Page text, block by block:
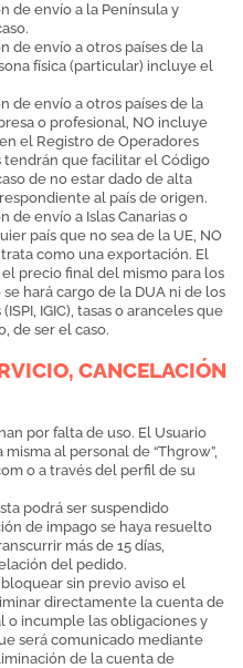
de envío a la Península y
de envío a otros países de la
física (particular) incluye el
de envío a otros países de la
o profesional, NO incluye
el Registro de Operadores
tendrán que facilitar el Código
de no estar dado de alta
al país de origen.
de envío a Islas Canarias o
país que no sea de la UE, NO
como una exportación. El
precio final del mismo para los
hará cargo de la DUA ni de los
IGIC), tasas o aranceles que
de ser el caso.
CANCELACIÓN
por falta de uso. El Usuario
al personal de “Thgrow”,
o a través del perfil de su
podrá ser suspendido
de impago se haya resuelto
más de 15 días,
del pedido.
sin previo aviso el
directamente la cuenta de
o incumple las obligaciones y
será comunicado mediante
de la cuenta de